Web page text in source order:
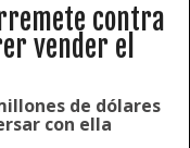
contra
vender el
de dólares
con ella